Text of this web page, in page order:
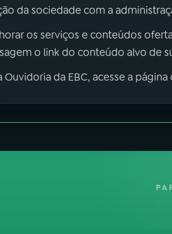
da sociedade com a
os serviços e conteúdos
o link do conteúdo alvo de
da EBC, acesse a